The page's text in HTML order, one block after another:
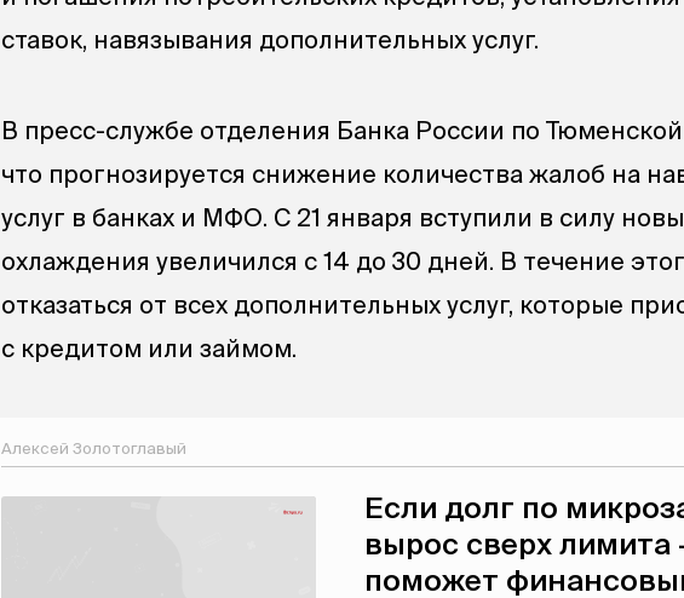
ставок, навязывания дополнительных услуг.
В пресс-службе отделения Банка России по
что прогнозируется снижение количества жалоб на
услуг в банках и МФО. С 21 января вступили в силу
охлаждения увеличился с 14 до 30 дней. В течение
отказаться от всех дополнительных услуг, которые
с кредитом или займом.
Алексей Золотоглавый
Если долг по
вырос сверх лимита
поможет